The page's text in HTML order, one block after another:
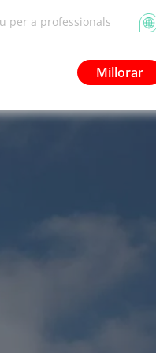
per a professionals
Millorar